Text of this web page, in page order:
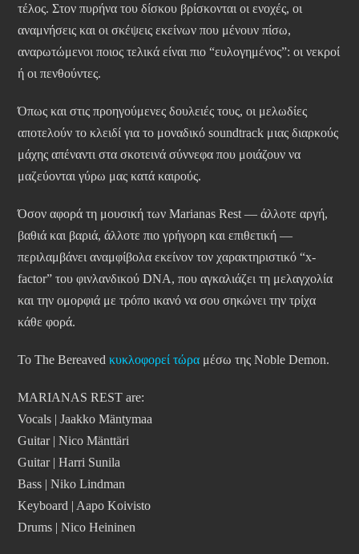
τέλος. Στον πυρήνα του δίσκου βρίσκονται οι ενοχές, οι
αναμνήσεις και οι σκέψεις εκείνων που μένουν πίσω,
αναρωτώμενοι ποιος τελικά είναι πιο “ευλογημένος”: οι νεκροί
ή οι πενθούντες.
Όπως και στις προηγούμενες δουλειές τους, οι μελωδίες
αποτελούν το κλειδί για το μοναδικό soundtrack μιας διαρκούς
μάχης απέναντι στα σκοτεινά σύννεφα που μοιάζουν να
μαζεύονται γύρω μας κατά καιρούς.
Όσον αφορά τη μουσική των Marianas Rest — άλλοτε αργή,
βαθιά και βαριά, άλλοτε πιο γρήγορη και επιθετική —
περιλαμβάνει αναμφίβολα εκείνον τον χαρακτηριστικό “x-
factor” του φινλανδικού DNA, που αγκαλιάζει τη μελαγχολία
και την ομορφιά με τρόπο ικανό να σου σηκώνει την τρίχα
κάθε φορά.
Το The Bereaved κυκλοφορεί τώρα μέσω της Noble Demon.
MARIANAS REST are:
Vocals | Jaakko Mäntymaa
Guitar | Nico Mänttäri
Guitar | Harri Sunila
Bass | Niko Lindman
Keyboard | Aapo Koivisto
Drums | Nico Heininen